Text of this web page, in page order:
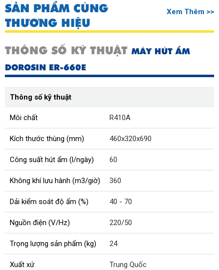
SẢN PHẨM CÙNG
THƯƠNG HIỆU
Xem Thêm >>
THÔNG SỐ KỸ THUẬT MÁY HÚT ẨM
DOROSIN ER-660E
Thông số kỹ thuật
Môi chất R410A
Kích thước thùng (mm) 460x320x690
Công suất hút ẩm (l/ngày) 60
Không khí lưu hành (m3/giờ) 360
Dải kiểm soát độ ẩm (%) 40 - 70
Nguồn điện (V/Hz) 220/50
Trọng lượng sản phẩm (kg) 24
Xuất xứ Trung Quốc